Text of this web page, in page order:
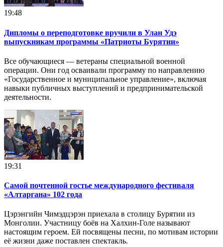
19:48
Дипломы о переподготовке вручили в Улан Удэ
выпускникам программы «Патриоты Бурятии»
Все обучающиеся — ветераны специальной военной
операции. Они год осваивали программу по направлению
«Государственное и муниципальное управление», включая
навыки публичных выступлений и предпринимательской
деятельности.
19:31
Самой почтенной гостье международного фестиваля
«Алтаргана» 102 года
Цэрэнгийн Чимэдцэрэн приехала в столицу Бурятии из
Монголии. Участницу боёв на Халхин-Голе называют
настоящим героем. Ей посвящены песни, по мотивам истории
её жизни даже поставлен спектакль.